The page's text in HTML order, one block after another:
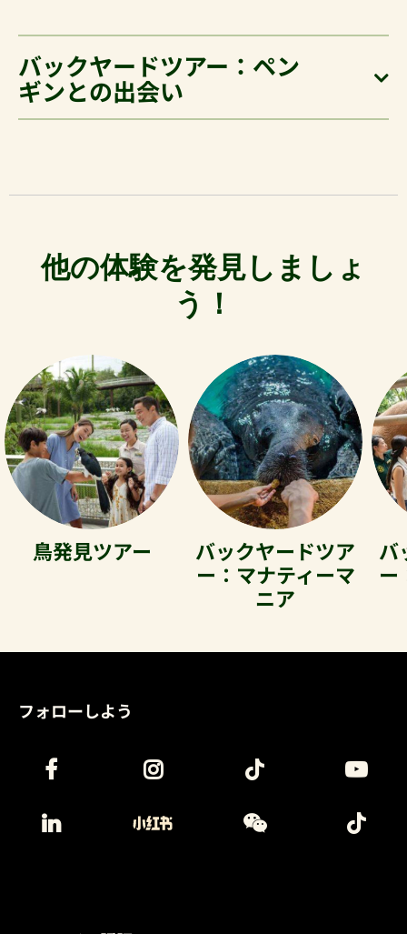
バックヤードツアー：ペン
ギンとの出会い
他の体験を発見しましょ
う！
鳥発見ツアー
バックヤードツア
ー：マナティーマ
ニア
バ
ー
フォローしよう